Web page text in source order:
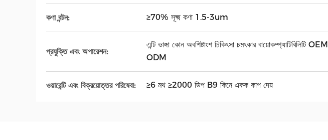
কণা বন্টন: ≥70% সূক্ষ্ম কণা 1.5-3um
প্রযুক্তি এবং অপারেশন:
এন্টি ভাঙ্গা কোন অবশিষ্টাংশ চিকিৎসা চমৎকার বায়োকম্প্যাটিবিলিটি OEM
ODM
ওয়ারেন্টি এবং বিক্রয়োত্তর পরিষেবা: ≥6 মথ ≥2000 ডিপ B9 কিনে একক কাপ দেয়